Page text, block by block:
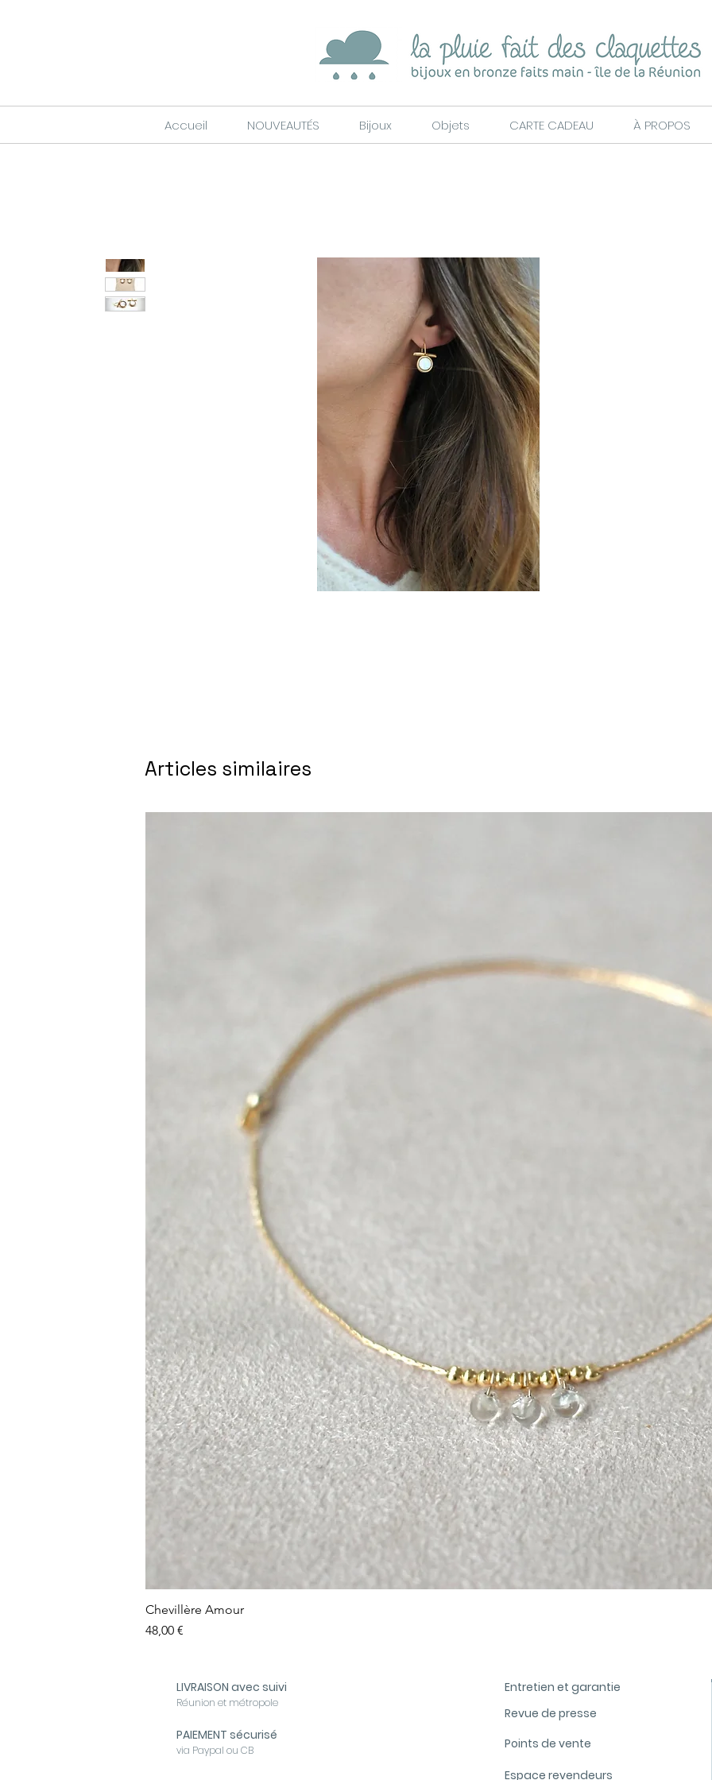
Accueil NOUVEAUTÉS Bijoux Objets CARTE CADEAU À PROPOS
Articles similaires
Chevillère Amour
Prix
48,00 €
LIVRAISON avec suivi
Réunion et métropole
PAIEMENT sécurisé
via Paypal ou CB
Entretien et garantie
Points de vente
Revue de presse
Espace revendeurs